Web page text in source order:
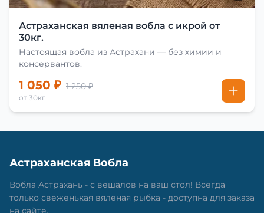
Астраханская вяленая вобла с икрой от
30кг.
Настоящая вобла из Астрахани — без химии и
консервантов.
1 050 ₽ 1 250 ₽
от 30кг
Астраханская Вобла
Вобла Астрахань - с вешалов на ваш стол! Всегда
только свеженькая вяленая рыбка - доступна для заказа
на сайте.